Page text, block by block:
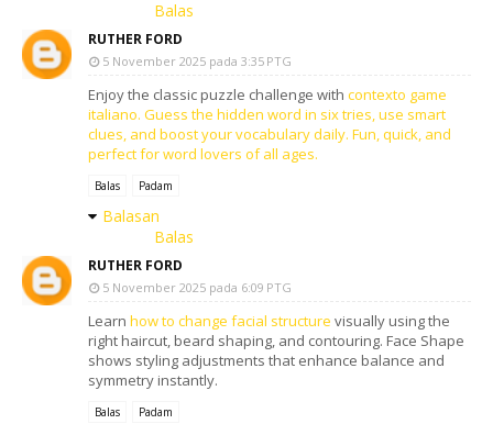
Balas
RUTHER FORD
5 November 2025 pada 3:35 PTG
Enjoy the classic puzzle challenge with contexto game
italiano. Guess the hidden word in six tries, use smart
clues, and boost your vocabulary daily. Fun, quick, and
perfect for word lovers of all ages.
Balas Padam
Balasan
Balas
RUTHER FORD
5 November 2025 pada 6:09 PTG
Learn how to change facial structure visually using the
right haircut, beard shaping, and contouring. Face Shape
shows styling adjustments that enhance balance and
symmetry instantly.
Balas Padam